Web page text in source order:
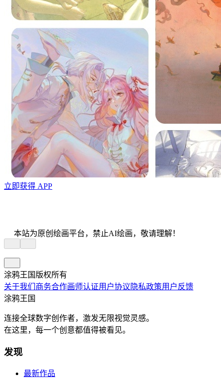
立即获得 APP
本站为原创绘画平台，禁止AI绘画，敬请理解！
涂鸦王国版权所有
关于我们 商务合作画师认证用户协议 隐私政策用户反馈
涂鸦王国
连接全球数字创作者，激发无限视觉灵感。
在这里，每一个创意都值得被看见。
发现
最新作品